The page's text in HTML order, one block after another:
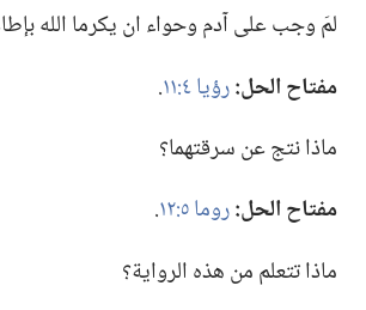
لمَ وجب على آدم وحواء ان يكرما الله
مفتاح الحل:‏رؤيا ٤:‏١١
‏.‏
ماذا نتج عن سرقتهما؟‏
مفتاح الحل:‏روما ٥:‏١٢
‏.‏
ماذا تتعلم من هذه الرواية؟‏